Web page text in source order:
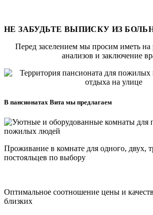
НЕ ЗАБУДЬТЕ ВЫПИСКУ ИЗ
Перед заселением мы просим иметь на
анализов и заключение
В пансионатах Вита мы предлагаем
Проживание в комнате для одного, двух,
постояльцев по выбору
Оптимальное соотношение цены и
близких